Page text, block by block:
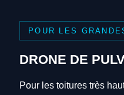
POUR LES
DRONE DE
Pour les toitures très